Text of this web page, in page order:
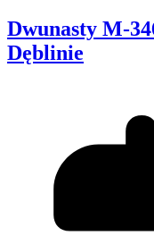
Dwunasty M-
Dęblinie